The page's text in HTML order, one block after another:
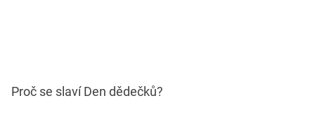
Proč se slaví Den dědečků?